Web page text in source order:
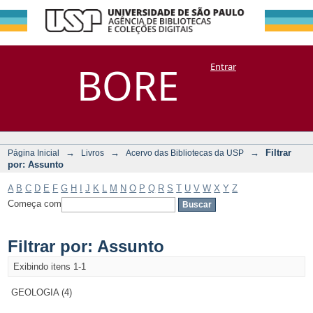
BORE
Filtrar por:
Assunto
DSpace/Manakin + CoriscoEntrar
Página Inicial → Livros → Acervo das Bibliotecas da USP →
Filtrar
por: Assunto
A B C D E F G H J K M N O P Q R S T U V W X Y Z
Começa com
Filtrar por: Assunto
Exibindo itens 1-1
GEOLOGIA (4)